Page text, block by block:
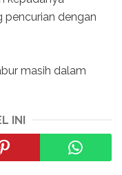
pencurian dengan
masih dalam
INI